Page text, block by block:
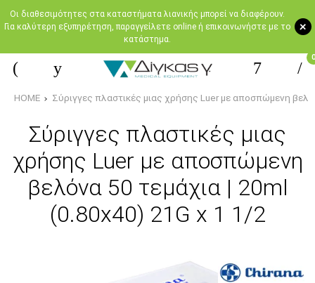
+
Oι διαθεσιμότητες στα καταστήματα λιανικής μπορεί να διαφέρουν.
Για καλύτερη εξυπηρέτηση, παραγγείλετε online ή επικοινωνήστε με το
κατάστημα.
0
HOME Σύριγγες πλαστικές μιας χρήσης Luer με αποσπώμενη
Σύριγγες πλαστικές μιας
χρήσης Luer με αποσπώμενη
βελόνα 50 τεμάχια | 20ml
(0.80x40) 21G x 1 1/2